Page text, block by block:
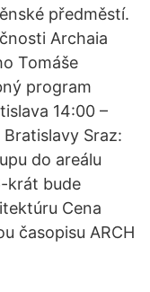
předměstí.
Archaia
Tomáše
program
14:00 –
Sraz:
do areálu
krát bude
Cena
časopisu ARCH